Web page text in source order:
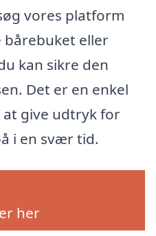
vores platform
eller
kan sikre den
Det er en enkel
give udtryk for
i en svær tid.
her